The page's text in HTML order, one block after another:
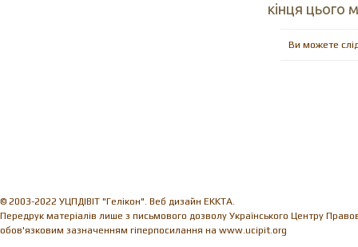
кінця цього
Ви можете
© 2003-2022 УЦПДІВІТ "Гелікон". Веб дизайн EKKTA.
Передрук матеріалів лише з письмового дозволу Українського Центру
обов'язковим зазначенням гіперпосилання на www.ucipit.org